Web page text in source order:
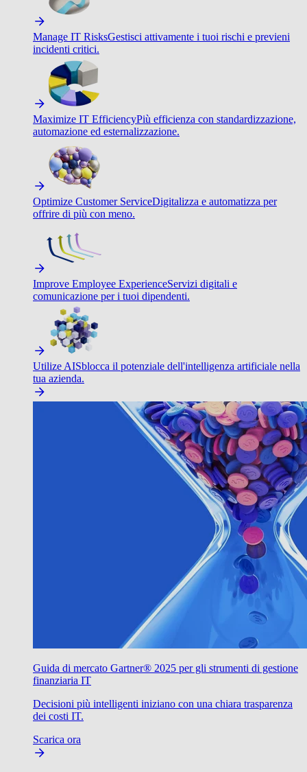
Manage IT RisksGestisci attivamente i tuoi rischi e previeni
incidenti critici.
Maximize IT EfficiencyPiù efficienza con standardizzazione,
automazione ed esternalizzazione.
Optimize Customer ServiceDigitalizza e automatizza per
offrire di più con meno.
Improve Employee ExperienceServizi digitali e
comunicazione per i tuoi dipendenti.
Utilize AISblocca il potenziale dell'intelligenza artificiale nella
tua azienda.
Guida di mercato Gartner® 2025 per gli strumenti di gestione
finanziaria IT
Decisioni più intelligenti iniziano con una chiara trasparenza
dei costi IT.
Scarica ora